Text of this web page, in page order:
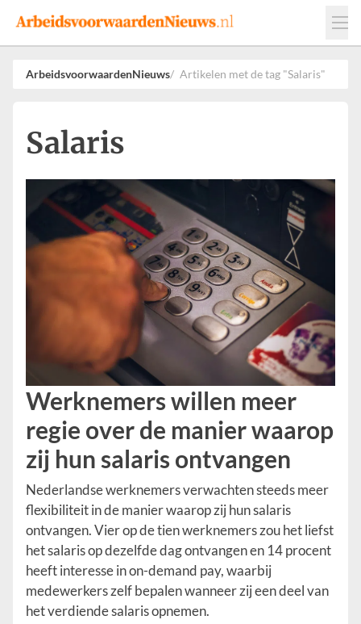
Events
Adverteren
Leveranciers
ArbeidsvoorwaardenNieuws Artikelen met de tag "Salaris"
Salaris
Werknemers willen meer
regie over de manier waarop
zij hun salaris ontvangen
Nederlandse werknemers verwachten steeds meer
flexibiliteit in de manier waarop zij hun salaris
ontvangen. Vier op de tien werknemers zou het liefst
het salaris op dezelfde dag ontvangen en 14 procent
heeft interesse in on-demand pay, waarbij
medewerkers zelf bepalen wanneer zij een deel van
het verdiende salaris opnemen.